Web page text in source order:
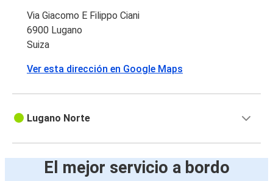
Via Giacomo E Filippo Ciani
6900 Lugano
Suiza
Ver esta dirección en Google Maps
Lugano Norte
El mejor servicio a bordo